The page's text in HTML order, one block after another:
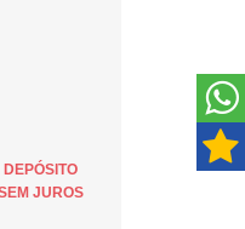
JUROS